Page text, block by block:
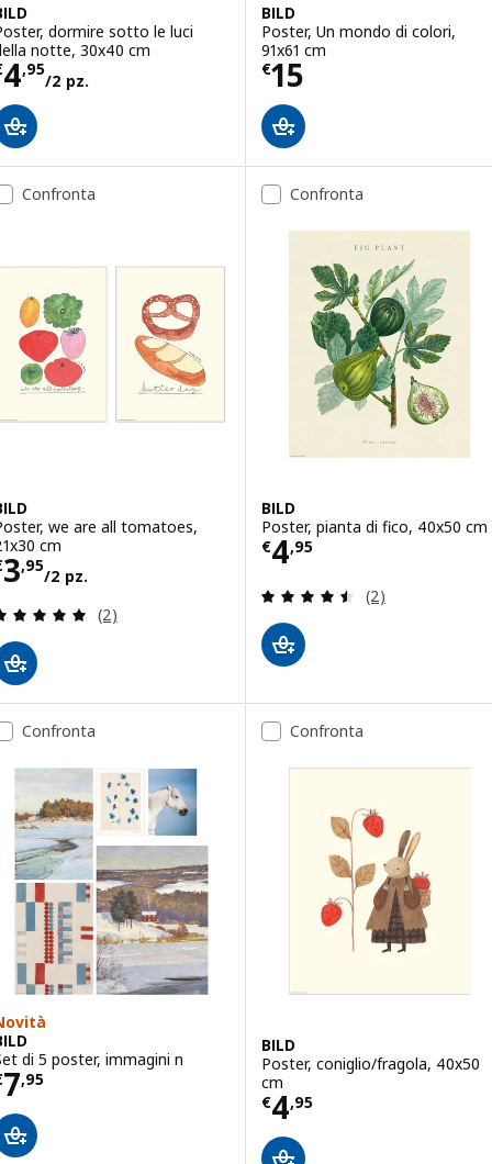
dormire sotto le luci
notte, 30x40 cm
4,95
/2 pz. € 4,95/2 pz.
BILD
Poster, Un mondo di colori,
91x61 cm
€15
Prezzo € 15
Confronta
we are all tomatoes,
cm
3,95
/2 pz. € 3,95/2 pz.
Recensione: 5 fuori da 5 stelle. Totale recensioni:
(2)
Confronta
BILD
Poster, pianta di fico, 40x50 cm
€4,95
Prezzo € 4,95
Recensione:
(2)
Confronta
di 5 poster, immagini n
7,95 € 7,95
Confronta
BILD
Poster, coniglio/fragola, 40x50
cm
€4,95
Prezzo € 4,95